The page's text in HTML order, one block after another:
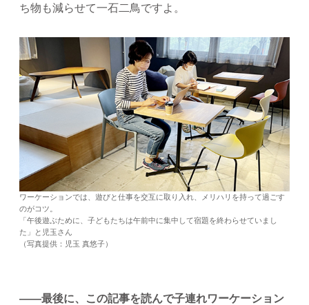
ち物も減らせて一石二鳥ですよ。
ワーケーションでは、遊びと仕事を交互に取り入れ、メリハリを持って過ごす
のがコツ。
「午後遊ぶために、子どもたちは午前中に集中して宿題を終わらせていまし
た」と児玉さん
（写真提供：児玉 真悠子）
——最後に、この記事を読んで子連れワーケーション